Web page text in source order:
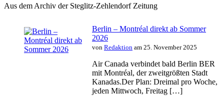
Aus dem Archiv der Steglitz-Zehlendorf Zeitung
Berlin – Montréal direkt ab Sommer
2026
von Redaktion am 25. November 2025
Air Canada verbindet bald Berlin BER
mit Montréal, der zweitgrößten Stadt
Kanadas.Der Plan: Dreimal pro Woche,
jeden Mittwoch, Freitag […]